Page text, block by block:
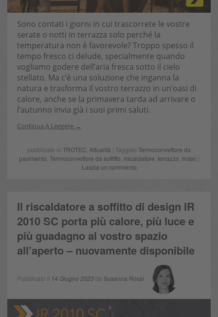
Sono contati i giorni in cui trascorrete le vostre
serate o notti in terrazza solo perché la
temperatura non è favorevole? Troppo spesso il
tempo fresco ci delude, specialmente quando
vogliamo godere dell’aria fresca sotto il cielo
stellato. Ma c’è una soluzione che inganna la
natura e trasforma il vostro terrazzo in un’oasi di
calore, anche se la primavera tarda ad arrivare o
l’autunno invia già i suoi primi saluti.
Continua A Leggere
pubblicato in TROTEC Attualità | Taggato Termoconvettore da
pavimento Termoconvettore da soffitto riscaldatore terrazzo trotec|
Lascia un commento
Il riscaldatore a soffitto di design IR
2010 SC porta più calore, più luce e
più guadagno al vostro spazio
all’aperto – nuovamente disponibile
Pubblicato il 14 Giugno 2023da Susanna Rossi